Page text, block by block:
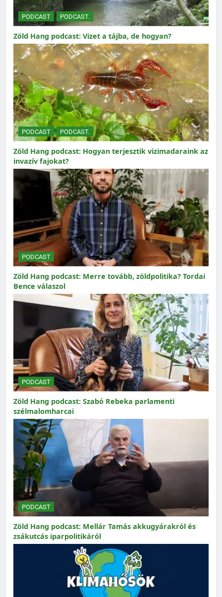
PODCAST PODCAST.
Zöld Hang podcast: Vizet a tájba, de hogyan?
PODCAST PODCAST.
Zöld Hang podcast: Hogyan terjesztik vizimadaraink az
invazív fajokat?
PODCAST
Zöld Hang podcast: Merre tovább, zöldpolitika? Tordai
Bence válaszol
PODCAST
Zöld Hang podcast: Szabó Rebeka parlamenti
szélmalomharcai
PODCAST
Zöld Hang podcast: Mellár Tamás akkugyárakról és
zsákutcás iparpolitikáról